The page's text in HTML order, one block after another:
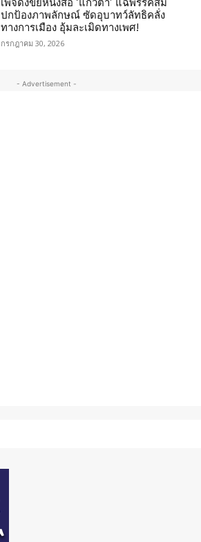
ปกป้องภาพลักษณ์ ซัดอุบาทว์ลัทธิคลั่ง
ทางการเมือง อุ้มละเมิดทางเพศ!
กรกฎาคม 30, 2026
- Advertisement -